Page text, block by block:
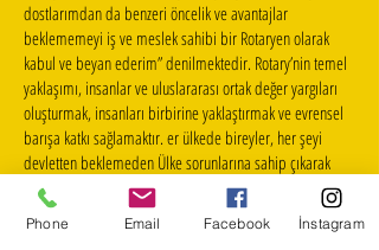
dostlarımdan da benzeri öncelik ve avantajlar
beklememeyi iş ve meslek sahibi bir Rotaryen olarak
kabul ve beyan ederim” denilmektedir. Rotary’nin temel
yaklaşımı, insanlar ve uluslararası ortak değer yargıları
oluşturmak, insanları birbirine yaklaştırmak ve evrensel
barışa katkı sağlamaktır. er ülkede bireyler, her şeyi
devletten beklemeden Ülke sorunlarına sahip çıkarak
hizmet verenlere destek olurlar. Bu, çoğu kez kişisel
hareket tarzında değil, kişilerin bir araya geldikleri Sivil
Toplum Örgütleri eliyle gerçekleşir. otary, diğer sivil
Phone Email Facebook İnstagram